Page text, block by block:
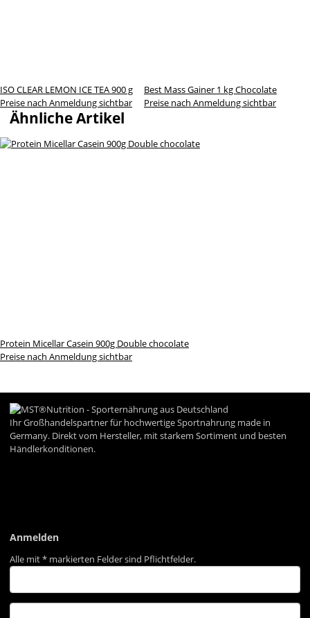
ISO CLEAR LEMON ICE TEA 900 g
Preise nach Anmeldung sichtbar
Best Mass Gainer 1 kg Chocolate
Preise nach Anmeldung sichtbar
Ähnliche Artikel
Protein Micellar Casein 900g Double chocolate
Preise nach Anmeldung sichtbar
Ihr Großhandelspartner für hochwertige Sportnahrung made in
Germany. Direkt vom Hersteller, mit starkem Sortiment und besten
Händlerkonditionen.
Anmelden
Alle mit* markierten Felder sind Pflichtfelder.